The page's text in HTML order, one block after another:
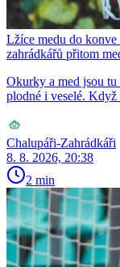
Lžíce medu do
zahrádkářů přitom
Okurky a med jsou
plodné i veselé. Když
Chalupáři-Zahrádkáři
8. 8. 2026, 20:38
2 min